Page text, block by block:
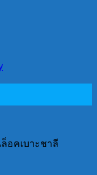
อคเบาะชาลี